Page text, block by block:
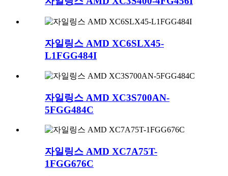
자일링스 AMD XC6SLX45-
L1FGG484I
자일링스 AMD XC3S700AN-
5FGG484C
자일링스 AMD XC7A75T-
1FGG676C